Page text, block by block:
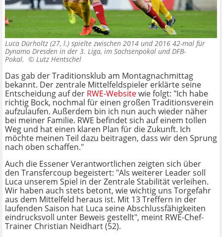
Luca Dürholtz (27, l.) spielte zwischen 2014 und 2016 42-mal für
Dynamo Dresden in der 3. Liga, im Sachsenpokal und DFB-
Pokal. © Lutz Hentschel
Das gab der Traditionsklub am Montagnachmittag
bekannt. Der zentrale Mittelfeldspieler erklärte seine
Entscheidung auf der RWE-Websitewie folgt: "Ich habe
richtig Bock, nochmal für einen großen Traditionsverein
aufzulaufen. Außerdem bin ich nun auch wieder näher
bei meiner Familie. RWE befindet sich auf einem tollen
Weg und hat einen klaren Plan für die Zukunft. Ich
möchte meinen Teil dazu beitragen, dass wir den Sprung
nach oben schaffen."
Auch die Essener Verantwortlichen zeigten sich über
den Transfercoup begeistert: "Als weiterer Leader soll
Luca unserem Spiel in der Zentrale Stabilität verleihen.
Wir haben auch stets betont, wie wichtig uns Torgefahr
aus dem Mittelfeld heraus ist. Mit 13 Treffern in der
laufenden Saison hat Luca seine Abschlussfähigkeiten
eindrucksvoll unter Beweis gestellt", meint RWE-Chef-
Trainer Christian Neidhart (52).